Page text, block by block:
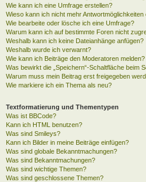
Wie kann ich eine Umfrage erstellen?
Wieso kann ich nicht mehr Antwortmöglichkeiten
Wie bearbeite oder lösche ich eine Umfrage?
Warum kann ich auf bestimmte Foren nicht
Weshalb kann ich keine Dateianhänge anfügen?
Weshalb wurde ich verwarnt?
Wie kann ich Beiträge den Moderatoren melden?
Was bewirkt die „Speichern“-Schaltfläche beim
Warum muss mein Beitrag erst freigegeben
Wie markiere ich ein Thema als neu?
Textformatierung und Thementypen
Was ist BBCode?
Kann ich HTML benutzen?
Was sind Smileys?
Kann ich Bilder in meine Beiträge einfügen?
Was sind globale Bekanntmachungen?
Was sind Bekanntmachungen?
Was sind wichtige Themen?
Was sind geschlossene Themen?